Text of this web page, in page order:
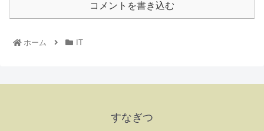
コメントを書き込む
ホーム IT
すなぎつ